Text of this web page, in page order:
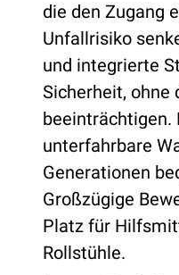
die den Zugang
Unfallrisiko
und integrierte
Sicherheit, ohne
beeinträchtigen.
unterfahrbare
Generationen
Großzügige
Platz für
Rollstühle.